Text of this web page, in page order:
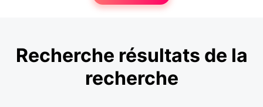
Recherche résultats de la
recherche